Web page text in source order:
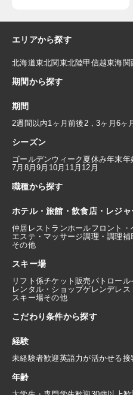
エリアから探す
北海道東北関東北陸甲信越東海関
期間から探す
期間
2週間以内1ヶ月前後2，3ヶ月 6ヶ
シーズン
ゴールデンウィーク 夏休み年末年
7月 8月9月 10月 11月 12月
職種から探す
ホテル・旅館・飲食店・レジ
仲居 レストランホールフロント・
エステ・マッサージ調理・調理補
その他
スキー場
リフト係チケット販売パトロール
レンタル・ショップゲレンデレス
スキー場その他
こだわり条件から探す
経験
未経験者歓迎英語力が活かせる接
年齢